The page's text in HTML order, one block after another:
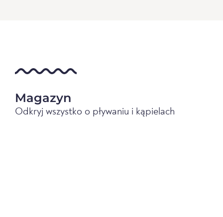
Magazyn
Odkryj wszystko o pływaniu i kąpielach